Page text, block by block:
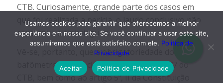
CTB. Curiosamente, grande parte dos casos em
que foi realizada a perícia, o laudo conclusivo não
constatou a embriaguez.
Vê-se, portanto, que a obrigatoriedade do
bafômetro implica clara afronta ao Art. 177 do
CTB, bem como ao artigo 5º, II da Constituição
Usamos cookies para garantir que oferecemos a melhor
experiência em nosso site. Se você continuar a usar este site,
assumiremos que está satisfeito com ele. Politica de
Privacidade
Aceitar
Politica de Privacidade